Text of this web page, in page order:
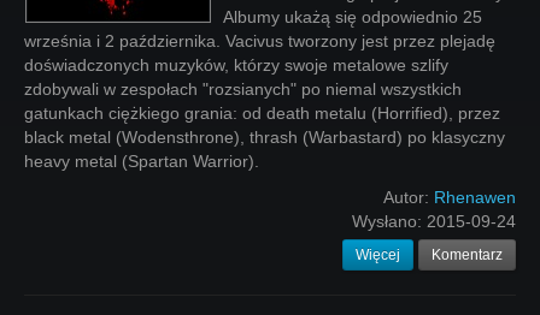
Albumy ukażą się odpowiednio 25
września i 2 października. Vacivus tworzony jest przez plejadę
doświadczonych muzyków, którzy swoje metalowe szlify
zdobywali w zespołach "rozsianych" po niemal wszystkich
gatunkach ciężkiego grania: od death metalu (Horrified), przez
black metal (Wodensthrone), thrash (Warbastard) po klasyczny
heavy metal (Spartan Warrior).
Autor: Rhenawen
Wysłano: 2015-09-24
Więcej Komentarz